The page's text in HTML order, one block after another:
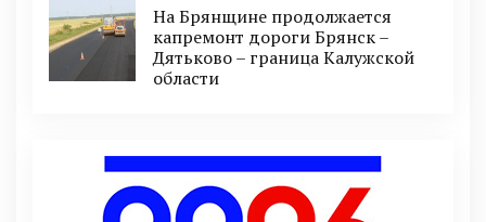
На Брянщине продолжается
капремонт дороги Брянск –
Дятьково – граница Калужской
области